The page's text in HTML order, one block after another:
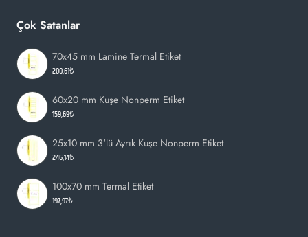
Çok Satanlar
70x45 mm Lamine Termal Etiket
200,61₺
60x20 mm Kuşe Nonperm Etiket
159,69₺
25x10 mm 3'lü Ayrık Kuşe Nonperm Etiket
246,14₺
100x70 mm Termal Etiket
197,97₺